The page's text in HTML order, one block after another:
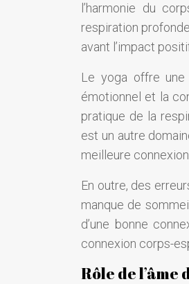
l’harmonie du
respiration
avant l’impact
Le yoga offre une
émotionnel et la
pratique de la
est un autre
meilleure
En outre, des
manque de
d’une bonne
connexion corps-
Rôle de l’âme